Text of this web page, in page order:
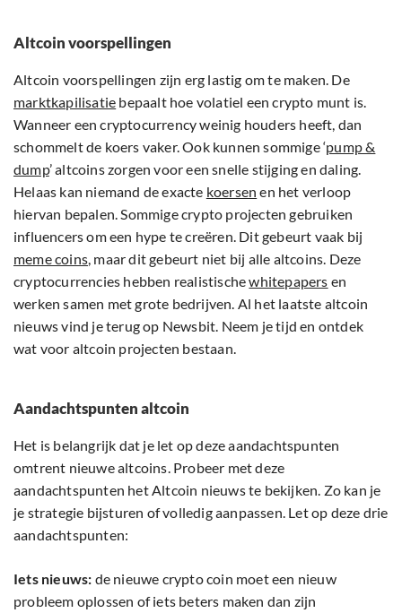
Altcoin voorspellingen
Altcoin voorspellingen zijn erg lastig om te maken. De
marktkapilisatie bepaalt hoe volatiel een crypto munt is.
Wanneer een cryptocurrency weinig houders heeft, dan
schommelt de koers vaker. Ook kunnen sommige ‘pump &
dump’ altcoins zorgen voor een snelle stijging en daling.
Helaas kan niemand de exacte koersen en het verloop
hiervan bepalen. Sommige crypto projecten gebruiken
influencers om een hype te creëren. Dit gebeurt vaak bij
meme coins, maar dit gebeurt niet bij alle altcoins. Deze
cryptocurrencies hebben realistischewhitepapers en
werken samen met grote bedrijven. Al het laatste altcoin
nieuws vind je terug op Newsbit. Neem je tijd en ontdek
wat voor altcoin projecten bestaan.
Aandachtspunten altcoin
Het is belangrijk dat je let op deze aandachtspunten
omtrent nieuwe altcoins. Probeer met deze
aandachtspunten het Altcoin nieuws te bekijken. Zo kan je
je strategie bijsturen of volledig aanpassen. Let op deze drie
aandachtspunten:
Iets nieuws: de nieuwe crypto coin moet een nieuw
probleem oplossen of iets beters maken dan zijn